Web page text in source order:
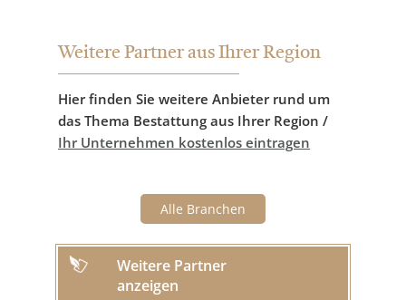
Weitere Partner aus Ihrer Region
Hier finden Sie weitere Anbieter rund um
das Thema Bestattung aus Ihrer Region /
Ihr Unternehmen kostenlos eintragen
Alle Branchen
Weitere Partner
anzeigen